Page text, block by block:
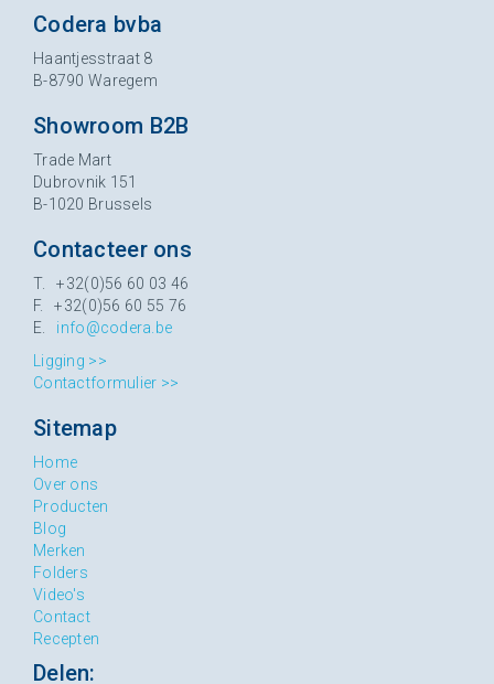
Codera bvba
Haantjesstraat 8
B-8790 Waregem
Showroom B2B
Trade Mart
Dubrovnik 151
B-1020 Brussels
Contacteer ons
T. +32(0)56 60 03 46
F. +32(0)56 60 55 76
E. info@codera.be
Ligging >>
Contactformulier >>
Sitemap
Home
Over ons
Producten
Blog
Merken
Folders
Video's
Contact
Recepten
Delen: